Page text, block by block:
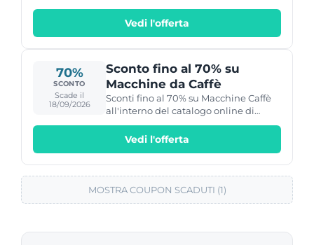
Vedi l'offerta
70%
SCONTO
Scade il
18/09/2026
Sconto fino al 70% su
Macchine da Caffè
Sconti fino al 70% su Macchine Caffè
all'interno del catalogo online di
eWeki.
Vedi l'offerta
MOSTRA COUPON SCADUTI (1)